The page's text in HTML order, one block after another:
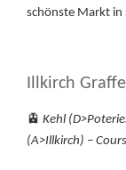
schönste Markt in
Illkirch
🚊 Kehl
(A>Illkirch) –